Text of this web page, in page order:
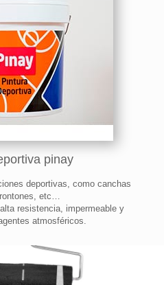
pinay
deportivas, como canchas
etc…
resistencia, impermeable y
atmosféricos.